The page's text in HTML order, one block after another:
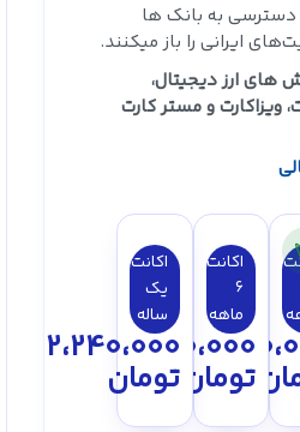
دسترسی به بانک ها
ایرانی را باز میکنند.
های ارز دیجیتال،
ویزاکارت و مستر کارت
اکانت
6
ماهه
1،350،000
تومان
اکانت
یک
ساله
2،240،000
تومان